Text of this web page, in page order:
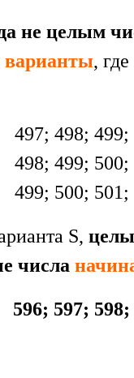
не целым
, где
497; 498; 499;
498; 499; 500;
499; 500; 501;
S,
числа
596; 597; 598;